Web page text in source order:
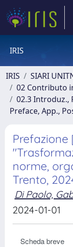
IRIS
IRIS
SIARI
02 Contributo
02.3 Introduz.,
Preface, App.,
Prefazione
norme,
Trento,
Di Paolo,
2024-01-01
Scheda breve